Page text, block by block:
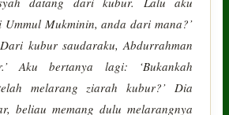
Ummul Mukminin, anda dari mana?’
kubur saudaraku, Abdurrahman
Aku bertanya lagi: ‘Bukankah
beliau memang dulu melarangnya